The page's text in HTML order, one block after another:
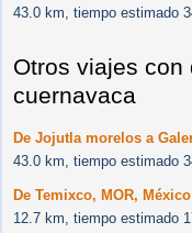
43.0 km, tiempo estimado
Otros viajes con
cuernavaca
De Jojutla morelos a
43.0 km, tiempo estimado
De Temixco, MOR,
12.7 km, tiempo estimado